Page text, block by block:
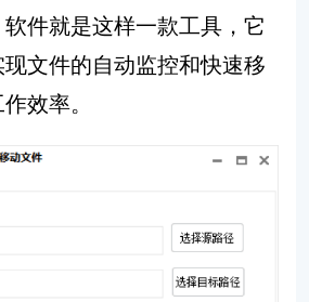
件就是这样一款工具，它
文件的自动监控和快速移
效率。